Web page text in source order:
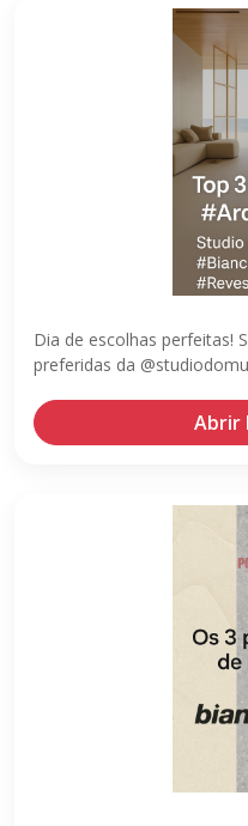
Dia de escolhas perfeitas!
preferidas da
Abrir